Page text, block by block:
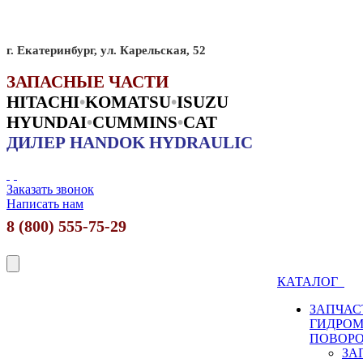
г. Екатеринбург, ул. Карельская, 52
ЗАПАСНЫЕ ЧАСТИ
HITACHI•KOMATSU•ISUZU
HYUNDAI•CUMMINS•CAT
ДИЛЕР HANDOK HYDRAULIC
Заказать звонок
Написать нам
8 (800) 555-75-29
КАТАЛОГ